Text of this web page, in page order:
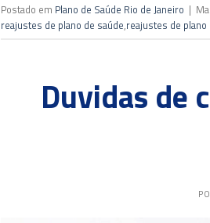
Postado em Plano de Saúde Rio de Janeiro |
reajustes de plano de saúde,reajustes de plano
Duvidas de